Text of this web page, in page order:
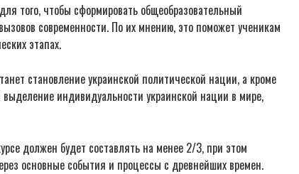
того, чтобы сформировать общеобразовательный
современности. По их мнению, это поможет ученикам
этапах.
становление украинской политической нации, а кроме
выделение индивидуальности украинской нации в мире,
должен будет составлять на менее 2/3, при этом
основные события и процессы с древнейших времен.